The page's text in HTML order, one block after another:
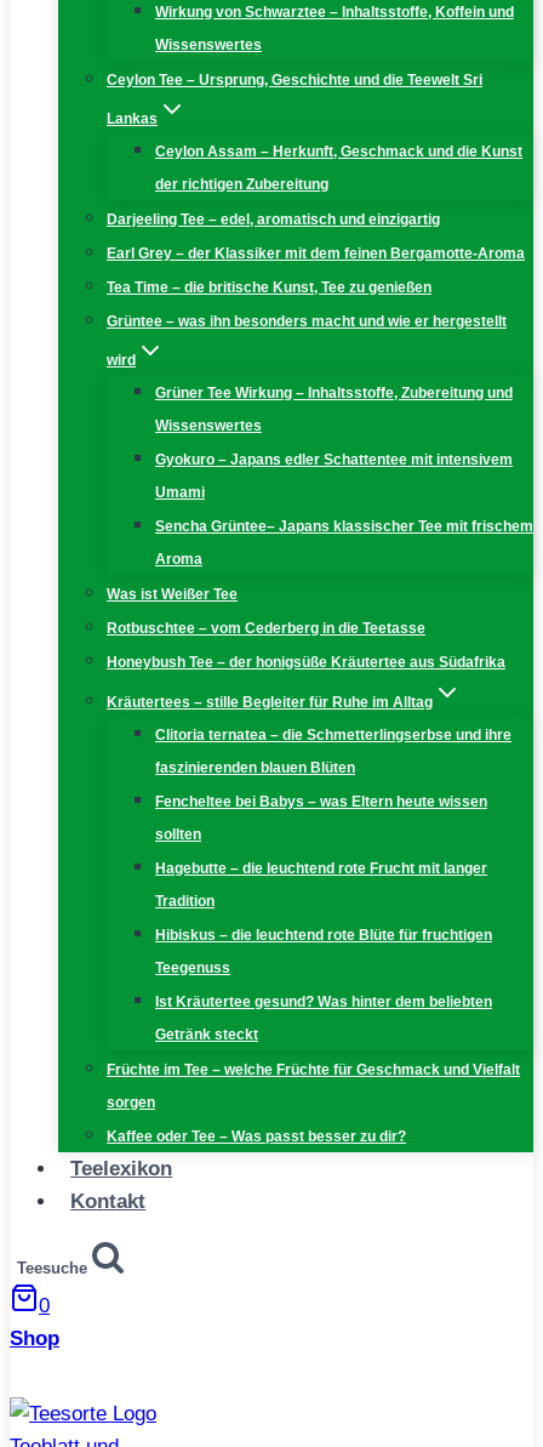
Wirkung von Schwarztee – Inhaltsstoffe, Koffein und
Wissenswertes
Ceylon Tee – Ursprung, Geschichte und die Teewelt Sri
Lankas
Ceylon Assam – Herkunft, Geschmack und die Kunst
der richtigen Zubereitung
Darjeeling Tee – edel, aromatisch und einzigartig
Earl Grey – der Klassiker mit dem feinen Bergamotte-Aroma
Tea Time – die britische Kunst, Tee zu genießen
Grüntee – was ihn besonders macht und wie er hergestellt
wird
Grüner Tee Wirkung – Inhaltsstoffe, Zubereitung und
Wissenswertes
Gyokuro – Japans edler Schattentee mit intensivem
Umami
Sencha Grüntee– Japans klassischer Tee mit frischem
Aroma
Was ist Weißer Tee
Rotbuschtee – vom Cederberg in die Teetasse
Honeybush Tee – der honigsüße Kräutertee aus Südafrika
Kräutertees – stille Begleiter für Ruhe im Alltag
Clitoria ternatea – die Schmetterlingserbse und ihre
faszinierenden blauen Blüten
Fencheltee bei Babys – was Eltern heute wissen
sollten
Hagebutte – die leuchtend rote Frucht mit langer
Tradition
Hibiskus – die leuchtend rote Blüte für fruchtigen
Teegenuss
Ist Kräutertee gesund? Was hinter dem beliebten
Getränk steckt
Früchte im Tee – welche Früchte für Geschmack und Vielfalt
sorgen
Kaffee oder Tee – Was passt besser zu dir?
Teelexikon
Kontakt
Teesuche
0
Shop